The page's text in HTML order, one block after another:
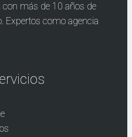
con más de 10 años de
Expertos como agencia